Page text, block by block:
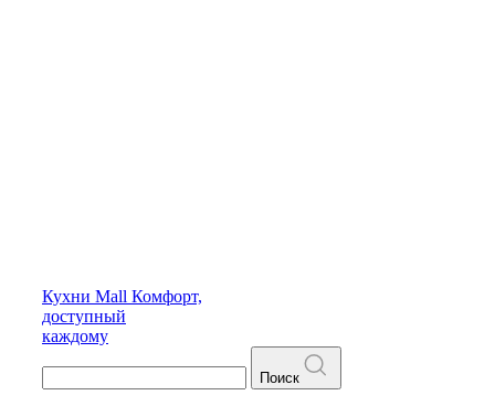
Кухни Mall Комфорт,
доступный
каждому
Поиск